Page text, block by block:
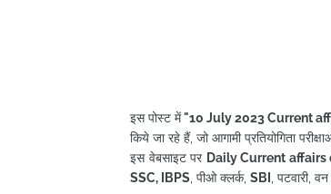
इस पोस्ट में"10 July2023Current
किये जा रहे हैं, जो आगामी प्रतियोगिता
इस वेबसाइट पर Daily Current affairs
SSC, IBPS , पीओ क्लर्क, SBI , पटवारी,